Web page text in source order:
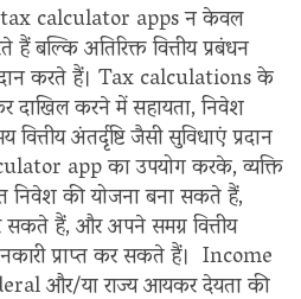
calculator apps न केवल
बल्कि अतिरिक्त वित्तीय प्रबंधन
करते हैं। Tax calculations के
करने में सहायता, निवेश
अंतर्दृष्टि जैसी सुविधाएं प्रदान
app का उपयोग करके, व्यक्ति
की योजना बना सकते हैं,
हैं, और अपने समग्र वित्तीय
प्राप्त कर सकते हैं। Income
और/या राज्य आयकर देयता की